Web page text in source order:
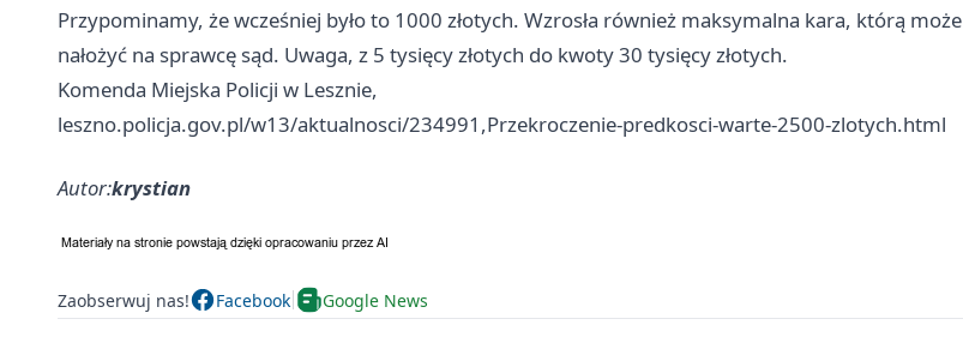
Przypominamy, że wcześniej było to 1000 złotych. Wzrosła również maksymalna kara, którą może
nałożyć na sprawcę sąd. Uwaga, z 5 tysięcy złotych do kwoty 30 tysięcy złotych.
Komenda Miejska Policji w Lesznie,
leszno.policja.gov.pl/w13/aktualnosci/234991,Przekroczenie-predkosci-warte-2500-zlotych.html
Autor:krystian
Zaobserwuj nas! Facebook Google News